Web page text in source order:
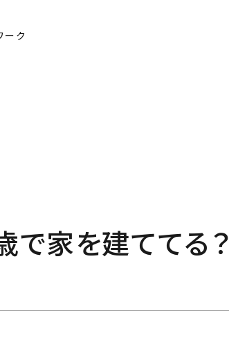
ーク
Concept
Philosophy
で家を建ててる？